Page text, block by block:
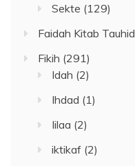
Sekte (129)
Faidah Kitab Tauhid
Fikih (291)
Idah (2)
Ihdad (1)
Iilaa (2)
iktikaf (2)